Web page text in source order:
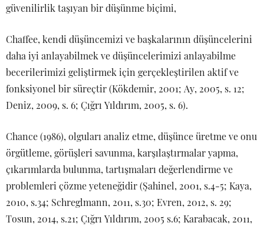
güvenilirlik taşıyan bir düşünme biçimi,
Chaffee, kendi düşüncemizi ve başkalarının düşüncelerini
daha iyi anlayabilmek ve düşüncelerimizi anlayabilme
becerilerimizi geliştirmek için gerçekleştirilen aktif ve
fonksiyonel bir süreçtir (Kökdemir, 2001; Ay, 2005, s. 12;
Deniz, 2009, s. 6; Çığrı Yıldırım, 2005, s. 6).
Chance (1986), olguları analiz etme, düşünce üretme ve onu
örgütleme, görüşleri savunma, karşılaştırmalar yapma,
çıkarımlarda bulunma, tartışmaları değerlendirme ve
problemleri çözme yeteneğidir (Şahinel, 2001, s.4-5; Kaya,
2010, s.34; Schreglmann, 2011, s.30; Evren, 2012, s. 29;
Tosun, 2014, s.21; Çığrı Yıldırım, 2005 s.6; Karabacak, 2011,